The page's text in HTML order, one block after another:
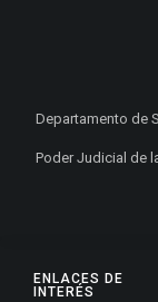
ENLACES DE
INTERÉS
Departamento de
Poder Judicial de